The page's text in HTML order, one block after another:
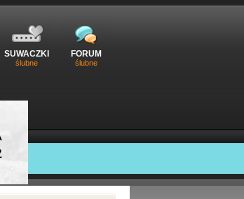
SUWACZKI
ślubne
FORUM
ślubne